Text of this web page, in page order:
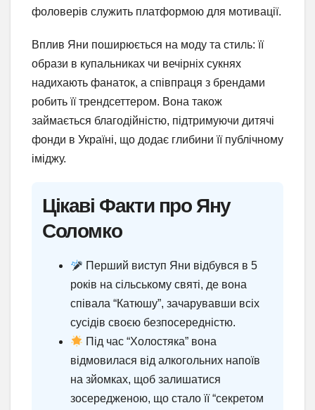
фоловерів служить платформою для мотивації.
Вплив Яни поширюється на моду та стиль: її
образи в купальниках чи вечірніх сукнях
надихають фанаток, а співпраця з брендами
робить її трендсеттером. Вона також
займається благодійністю, підтримуючи дитячі
фонди в Україні, що додає глибини її публічному
іміджу.
Цікаві Факти про Яну
Соломко
Перший виступ Яни відбувся в 5
років на сільському святі, де вона
співала “Катюшу”, зачарувавши всіх
сусідів своєю безпосередністю.
Під час “Холостяка” вона
відмовилася від алкогольних напоїв
на зйомках, щоб залишатися
зосередженою, що стало її “секретом